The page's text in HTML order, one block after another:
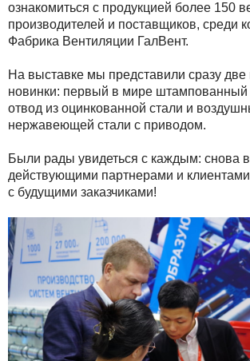
ознакомиться с продукцией более 150
производителей и поставщиков, среди
Фабрика Вентиляции ГалВент.
На выставке мы представили сразу две
новинки: первый в мире штампованный
отвод из оцинкованной стали и
нержавеющей стали с приводом.
Были рады увидеться с каждым: снова
действующими партнерами и
с будущими заказчиками!